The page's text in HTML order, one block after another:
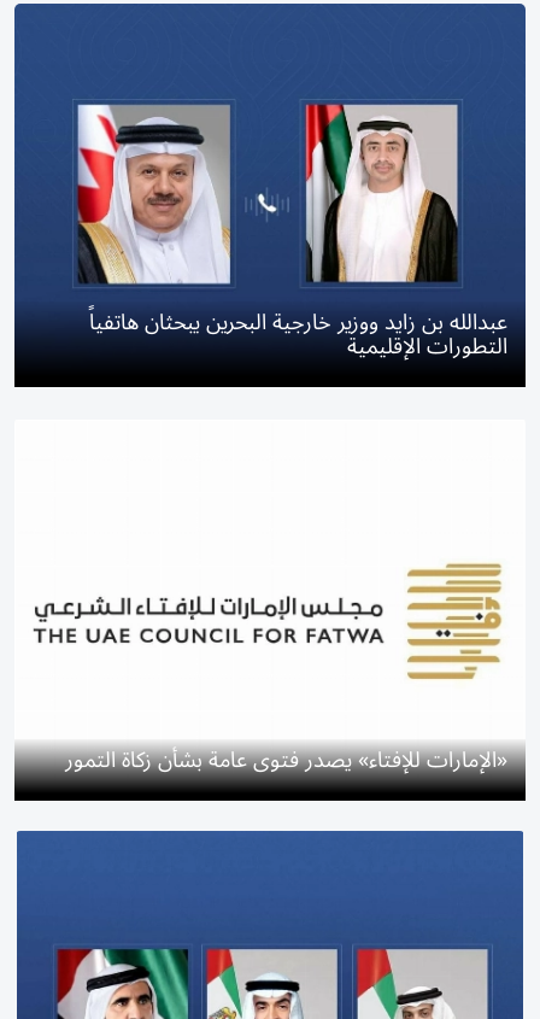
عبدالله بن زايد ووزير خارجية البحرين يبحثان هاتفياً
التطورات الإقليمية
«الإمارات للإفتاء» يصدر فتوى عامة بشأن زكاة التمور